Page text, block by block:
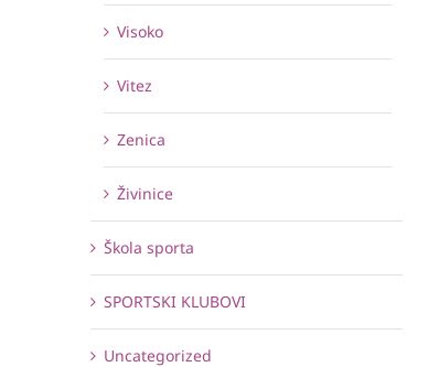
Visoko
Vitez
Zenica
Živinice
Škola sporta
SPORTSKI KLUBOVI
Uncategorized